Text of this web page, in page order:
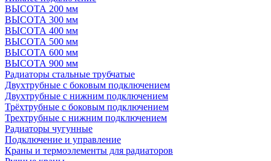
ВЫСОТА 200 мм
ВЫСОТА 300 мм
ВЫСОТА 400 мм
ВЫСОТА 500 мм
ВЫСОТА 600 мм
ВЫСОТА 900 мм
Радиаторы стальные трубчатые
Двухтрубные с боковым подключением
Двухтрубные с нижним подключением
Трёхтрубные с боковым подключением
Трехтрубные с нижним подключением
Радиаторы чугунные
Подключение и управление
Краны и термоэлементы для радиаторов